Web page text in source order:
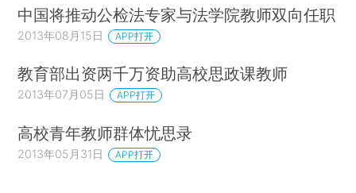
中国将推动公检法专家与法学院教师双向任职
2013年08月15日 APP打开
教育部出资两千万资助高校思政课教师
2013年07月05日 APP打开
高校青年教师群体忧思录
2013年05月31日 APP打开